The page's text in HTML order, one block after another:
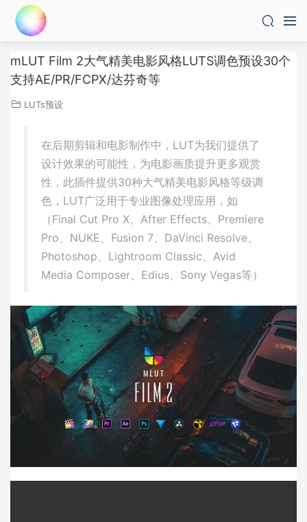
mLUT Film 2大气精美电影风格LUTS调色预设30个
支持AE/PR/FCPX/达芬奇等
LUTs预设
在后期剪辑和电影制作中，LUT为我们提供了
设计效果的可能性，为电影画质提升更多观赏
性，此插件提供30种大气精美电影风格等级调
色，LUT广泛用于专业图像处理应用，如
（Final Cut Pro X、After Effects、Premiere
Pro、NUKE、Fusion 7、DaVinci Resolve、
Photoshop、Lightroom Classic、Avid
Media Composer、Edius、Sony Vegas等）